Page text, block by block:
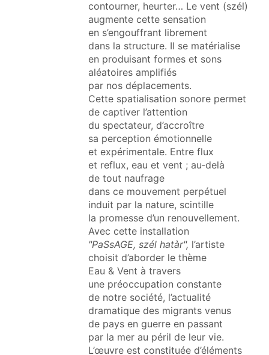
contourner, heurter… Le vent (szél)
augmente cette sensation
en s’engouffrant librement
dans la structure. Il se matérialise
en produisant formes et sons
aléatoires amplifiés
par nos déplacements.
Cette spatialisation sonore permet
de captiver l’attention
du spectateur, d’accroître
sa perception émotionnelle
et expérimentale. Entre flux
et reflux, eau et vent ; au‑delà
de tout naufrage
dans ce mouvement perpétuel
induit par la nature, scintille
la promesse d’un renouvellement.
Avec cette installation
"PaSsAGE, szél hatàr", l’artiste
choisit d’aborder le thème
Eau & Vent à travers
une préoccupation constante
de notre société, l’actualité
dramatique des migrants venus
de pays en guerre en passant
par la mer au péril de leur vie.
L’œuvre est constituée d’éléments